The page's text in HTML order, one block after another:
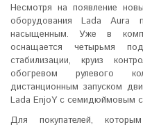
Несмотря на появление
оборудования Lada Aura
насыщенным. Уже в
оснащается четырьмя
стабилизации, круиз
обогревом рулевого
дистанционным запуском
Lada EnjoY с семидюймовым
Для покупателей,